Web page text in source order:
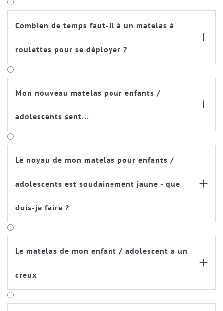
Combien de temps faut-il à un matelas à
roulettes pour se déployer ?

Mon nouveau matelas pour enfants /
adolescents sent...

Le noyau de mon matelas pour enfants /
adolescents est soudainement jaune - que
dois-je faire ?

Le matelas de mon enfant / adolescent a un
creux
